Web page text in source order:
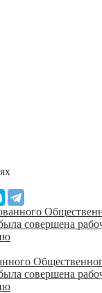
совершена